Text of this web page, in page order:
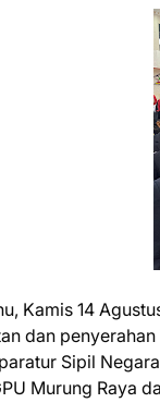
Kamis 14
dan
Sipil
Murung Raya